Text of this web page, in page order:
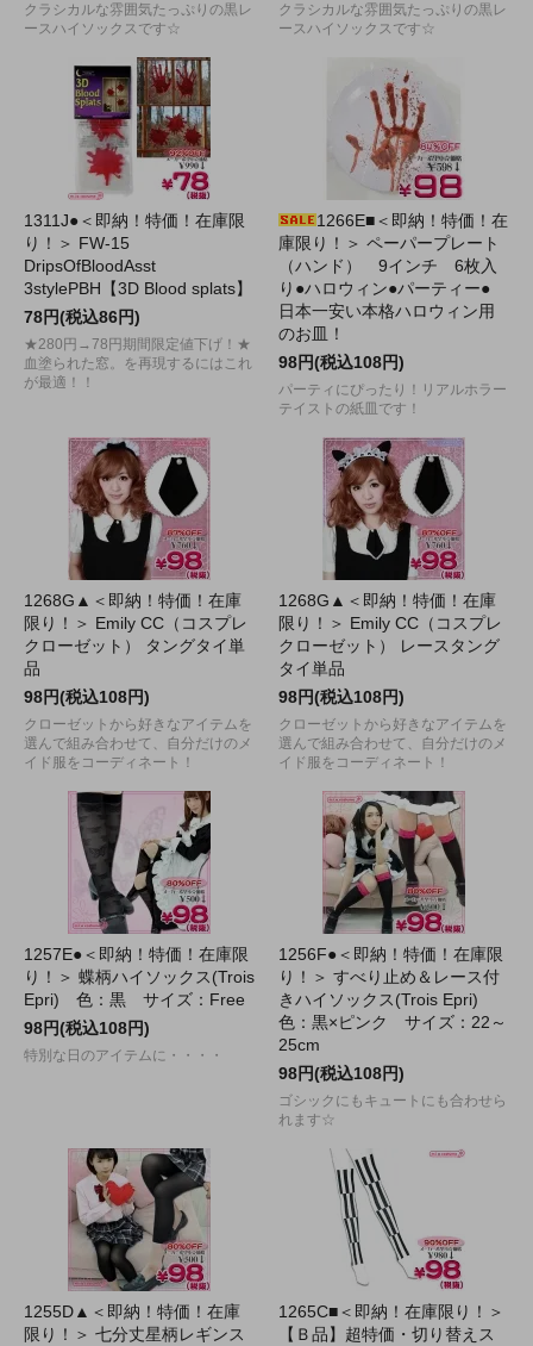
クラシカルな雰囲気たっぷりの黒レ
ースハイソックスです☆
クラシカルな雰囲気たっぷりの黒レ
ースハイソックスです☆
1311J●＜即納！特価！在庫限
り！＞ FW-15
DripsOfBloodAsst
3stylePBH【3D Blood splats】
78円(税込86円)
★280円→78円期間限定値下げ！★
血塗られた窓。を再現するにはこれ
が最適！！
1266E■＜即納！特価！在
庫限り！＞ ペーパープレート
（ハンド） 9インチ 6枚入
り●ハロウィン●パーティー●
日本一安い本格ハロウィン用
のお皿！
98円(税込108円)
パーティにぴったり！リアルホラー
テイストの紙皿です！
1268G▲＜即納！特価！在庫
限り！＞ Emily CC（コスプレ
クローゼット） タングタイ単
品
98円(税込108円)
クローゼットから好きなアイテムを
選んで組み合わせて、自分だけのメ
イド服をコーディネート！
1268G▲＜即納！特価！在庫
限り！＞ Emily CC（コスプレ
クローゼット） レースタング
タイ単品
98円(税込108円)
クローゼットから好きなアイテムを
選んで組み合わせて、自分だけのメ
イド服をコーディネート！
1257E●＜即納！特価！在庫限
り！＞ 蝶柄ハイソックス(Trois
Epri) 色：黒 サイズ：Free
98円(税込108円)
特別な日のアイテムに・・・・
1256F●＜即納！特価！在庫限
り！＞ すべり止め＆レース付
きハイソックス(Trois Epri)
色：黒×ピンク サイズ：22～
25cm
98円(税込108円)
ゴシックにもキュートにも合わせら
れます☆
1255D▲＜即納！特価！在庫
限り！＞ 七分丈星柄レギンス
1265C■＜即納！在庫限り！＞
【Ｂ品】超特価・切り替えス